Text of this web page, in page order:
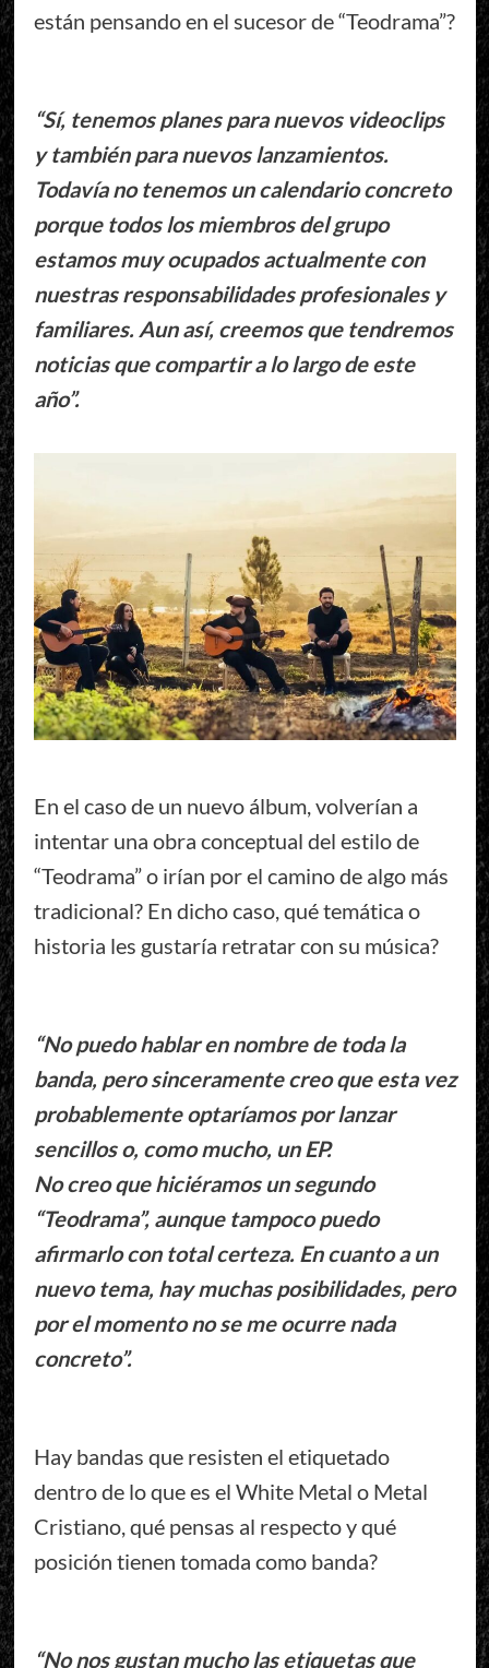
están pensando en el sucesor de “Teodrama”?
“Sí, tenemos planes para nuevos videoclips
y también para nuevos lanzamientos.
Todavía no tenemos un calendario concreto
porque todos los miembros del grupo
estamos muy ocupados actualmente con
nuestras responsabilidades profesionales y
familiares. Aun así, creemos que tendremos
noticias que compartir a lo largo de este
año”.
En el caso de un nuevo álbum, volverían a
intentar una obra conceptual del estilo de
“Teodrama” o irían por el camino de algo más
tradicional? En dicho caso, qué temática o
historia les gustaría retratar con su música?
“No puedo hablar en nombre de toda la
banda, pero sinceramente creo que esta vez
probablemente optaríamos por lanzar
sencillos o, como mucho, un EP.
No creo que hiciéramos un segundo
“Teodrama”, aunque tampoco puedo
afirmarlo con total certeza. En cuanto a un
nuevo tema, hay muchas posibilidades, pero
por el momento no se me ocurre nada
concreto”.
Hay bandas que resisten el etiquetado
dentro de lo que es el White Metal o Metal
Cristiano, qué pensas al respecto y qué
posición tienen tomada como banda?
“No nos gustan mucho las etiquetas que